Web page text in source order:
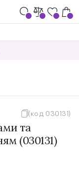
(код 030131)
та
(030131)